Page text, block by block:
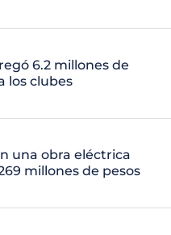
6.2 millones de
los clubes
una obra eléctrica
millones de pesos